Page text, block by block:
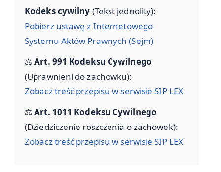
Kodeks cywilny (Tekst jednolity):
Pobierz ustawę z Internetowego
Systemu Aktów Prawnych (Sejm)
⚖️Art. 991 Kodeksu Cywilnego
(Uprawnieni do zachowku):
Zobacz treść przepisu w serwisie SIP LEX
⚖️Art. 1011 Kodeksu Cywilnego
(Dziedziczenie roszczenia o zachowek):
Zobacz treść przepisu w serwisie SIP LEX